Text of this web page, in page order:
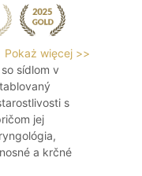
Pokaż więcej >>
sídlom v
s
jej
a krčné